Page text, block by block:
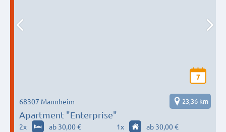
7
Apartment "Enterprise"
68307 Mannheim 23,36 km
2x ab 30,00 € 1x ab 30,00 €